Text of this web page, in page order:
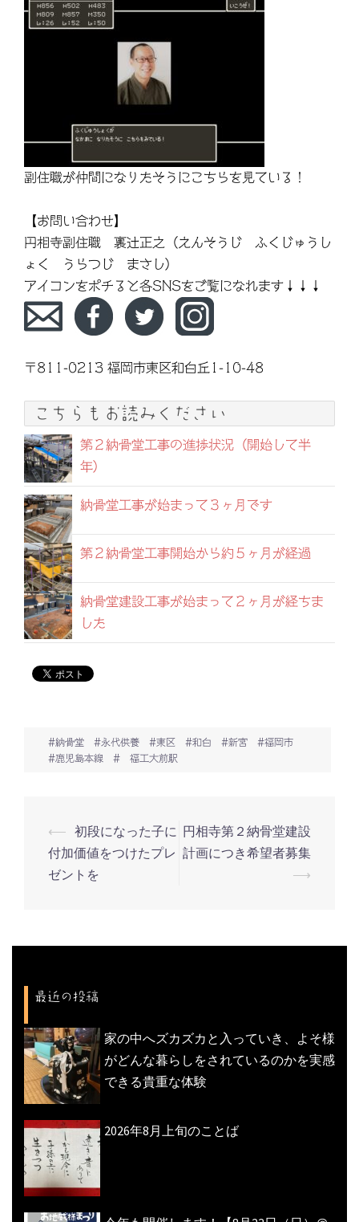
副住職が仲間になりたそうにこちらを見ている！
【お問い合わせ】
円相寺副住職 裏辻正之（えんそうじ ふくじゅうし
ょく うらつじ まさし）
アイコンをポチると各SNSをご覧になれます↓↓↓
〒811-0213 福岡市東区和白丘1-10-48
こちらもお読みください
第２納骨堂工事の進捗状況（開始して半
年）
納骨堂工事が始まって３ヶ月です
第２納骨堂工事開始から約５ヶ月が経過
納骨堂建設工事が始まって２ヶ月が経ちま
した
#納骨堂 #永代供養 #東区 #和白 #新宮 #福岡市
#鹿児島本線 # 福工大前駅
投
稿
シ
ョ
ン
⟵ 初段になった子に
付加価値をつけたプレ
ゼントを
円相寺第２納骨堂建設
計画につき希望者募集
⟶
最近の投稿
家の中へズカズカと入っていき、よそ様
がどんな暮らしをされているのかを実感
できる貴重な体験
2026年8月上旬のことば